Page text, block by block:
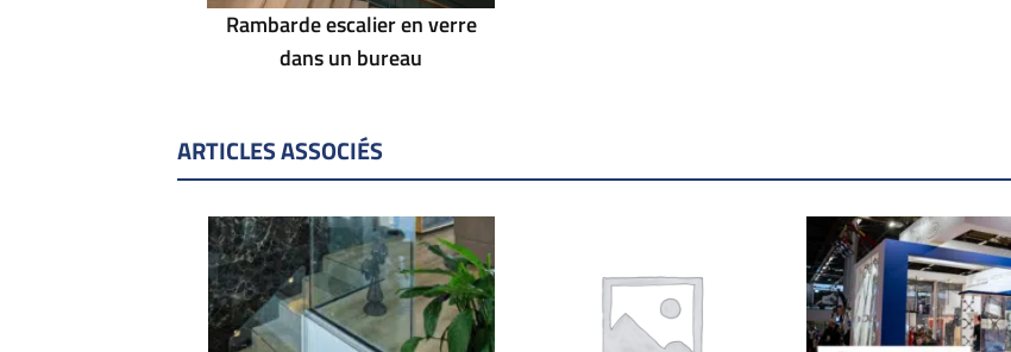
Rambarde escalier en verre
dans un bureau
ARTICLES ASSOCIÉS